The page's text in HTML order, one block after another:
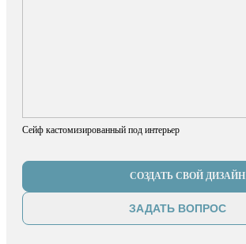
Сейф кастомизированный под интерьер
СОЗДАТЬ СВОЙ ДИЗАЙН
ЗАДАТЬ ВОПРОС